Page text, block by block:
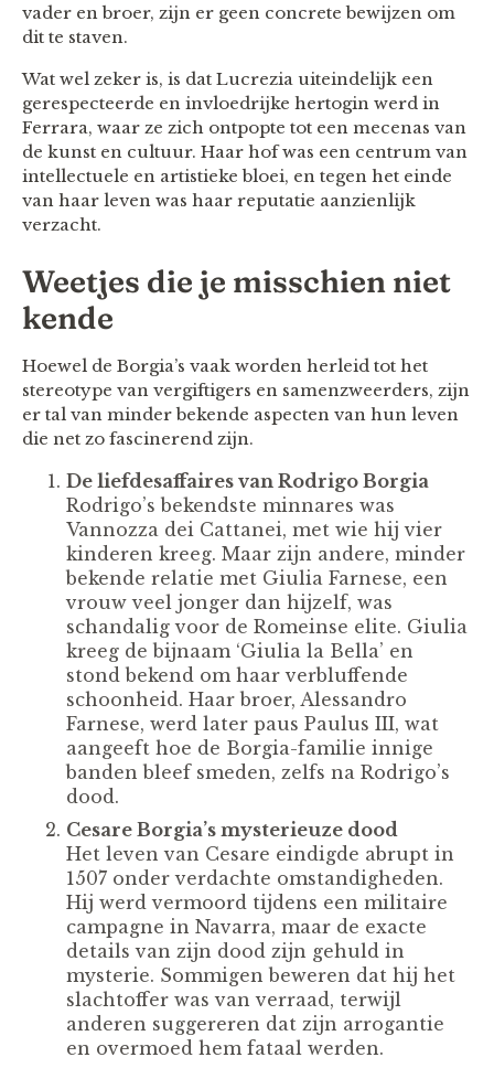
vader en broer, zijn er geen concrete bewijzen om
dit te staven.
Wat wel zeker is, is dat Lucrezia uiteindelijk een
gerespecteerde en invloedrijke hertogin werd in
Ferrara, waar ze zich ontpopte tot een mecenas van
de kunst en cultuur. Haar hof was een centrum van
intellectuele en artistieke bloei, en tegen het einde
van haar leven was haar reputatie aanzienlijk
verzacht.
Weetjes die je misschien niet
kende
Hoewel de Borgia’s vaak worden herleid tot het
stereotype van vergiftigers en samenzweerders, zijn
er tal van minder bekende aspecten van hun leven
die net zo fascinerend zijn.
De liefdesaffaires van Rodrigo Borgia
Rodrigo’s bekendste minnares was
Vannozza dei Cattanei, met wie hij vier
kinderen kreeg. Maar zijn andere, minder
bekende relatie met Giulia Farnese, een
vrouw veel jonger dan hijzelf, was
schandalig voor de Romeinse elite. Giulia
kreeg de bijnaam ‘Giulia la Bella’ en
stond bekend om haar verbluffende
schoonheid. Haar broer, Alessandro
Farnese, werd later paus Paulus III, wat
aangeeft hoe de Borgia-familie innige
banden bleef smeden, zelfs na Rodrigo’s
dood.
Cesare Borgia’s mysterieuze dood
Het leven van Cesare eindigde abrupt in
1507 onder verdachte omstandigheden.
Hij werd vermoord tijdens een militaire
campagne in Navarra, maar de exacte
details van zijn dood zijn gehuld in
mysterie. Sommigen beweren dat hij het
slachtoffer was van verraad, terwijl
anderen suggereren dat zijn arrogantie
en overmoed hem fataal werden.